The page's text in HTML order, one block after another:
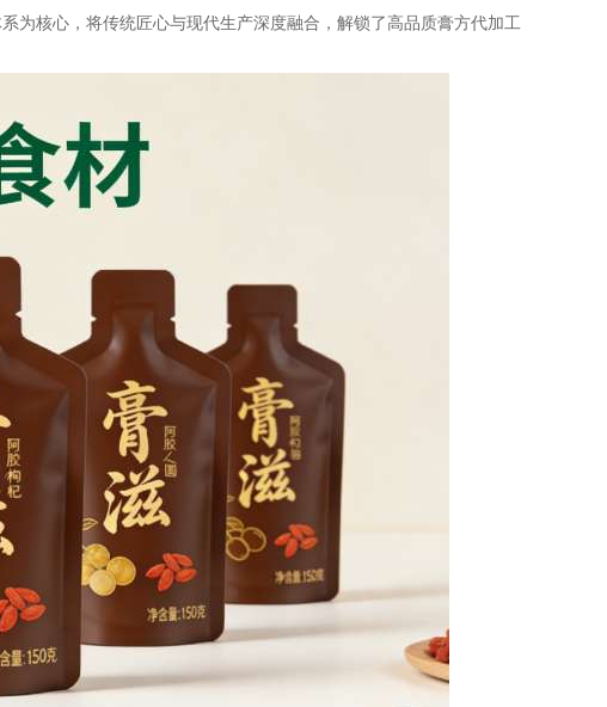
为核心，将传统匠心与现代生产深度融合，解锁了高品质膏方代加工